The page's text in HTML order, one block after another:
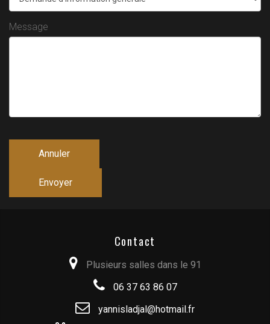
Message
Annuler
Envoyer
Contact
Plusieurs salles dans le 91
06 37 63 86 07
yannisladjal@hotmail.fr